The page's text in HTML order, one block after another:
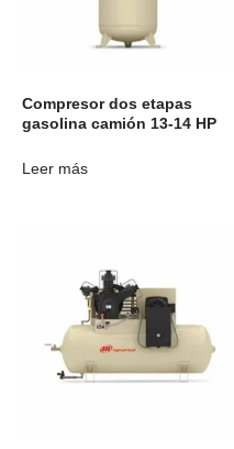
Compresor dos etapas
gasolina camión 13-14 HP
Leer más